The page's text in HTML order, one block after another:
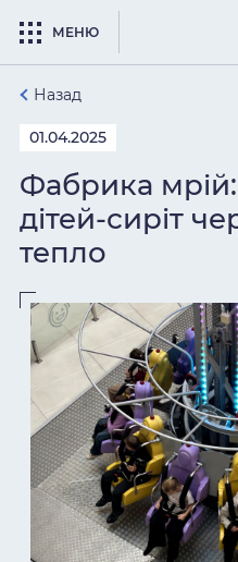
МЕНЮ
Назад
01.04.2025
Фабрика
дітей-сиріт
тепло